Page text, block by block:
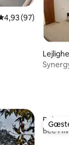
omtaler
ud af 5 i
4,93 (97)
Bolig i
Bee